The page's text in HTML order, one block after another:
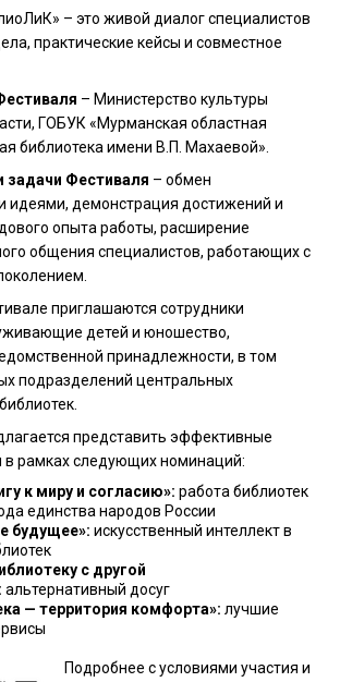
– это живой диалог специалистов
практические кейсы и совместное
– Министерство культуры
ГОБУК «Мурманская областная
библиотека имени В.П. Махаевой».
задачи Фестиваля – обмен
идеями, демонстрация достижений и
опыта работы, расширение
общения специалистов, работающих с
приглашаются сотрудники
детей и юношество,
принадлежности, в том
подразделений центральных
представить эффективные
в рамках следующих номинаций:
к миру и согласию»: работа библиотек
единства народов России
будущее»: искусственный интеллект в
с другой
альтернативный досуг
— территория комфорта»: лучшие
Подробнее с условиями участия и